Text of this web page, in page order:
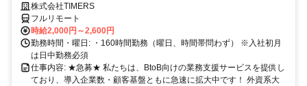
稼ぎたい方、注目！
株式会社TIMERS
フルリモート
時給2,000円～2,600円
勤務時間・曜日: ・160時間勤務（曜日、時間帯問わず） ※入社初月
は日中勤務必須
仕事内容: ★急募★ 私たちは、BtoB向けの業務支援サービスを提供し
ており、導入企業数・顧客基盤ともに急速に拡大中です！ 外資系大